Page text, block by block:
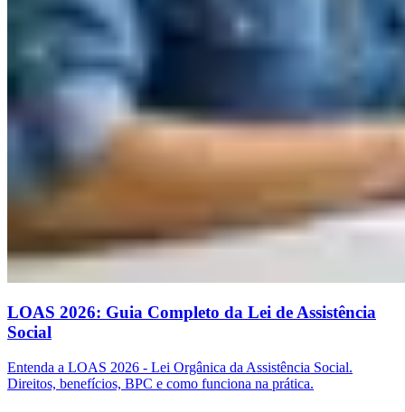
LOAS 2026: Guia Completo da Lei de Assistência
Social
Entenda a LOAS 2026 - Lei Orgânica da Assistência Social.
Direitos, benefícios, BPC e como funciona na prática.